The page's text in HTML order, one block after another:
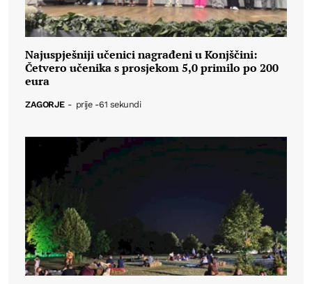
Najuspješniji učenici nagrađeni u Konjščini:
Četvero učenika s prosjekom 5,0 primilo po 200
eura
ZAGORJE - prije -61 sekundi